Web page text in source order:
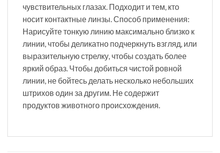
чувствительных глазах. Подходит и тем, кто
носит контактные линзы. Способ применения:
Нарисуйте тонкую линию максимально близко к
линии, чтобы деликатно подчеркнуть взгляд, или
выразительную стрелку, чтобы создать более
яркий образ. Чтобы добиться чистой ровной
линии, не бойтесь делать несколько небольших
штрихов один за другим. Не содержит
продуктов животного происхождения.